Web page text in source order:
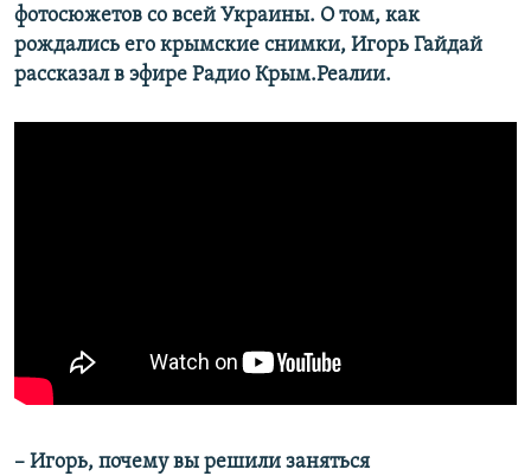
фотосюжетов со всей Украины. О том, как
рождались его крымские снимки, Игорь Гайдай
рассказал в эфире Радио Крым.Реалии.
– Игорь, почему вы решили заняться